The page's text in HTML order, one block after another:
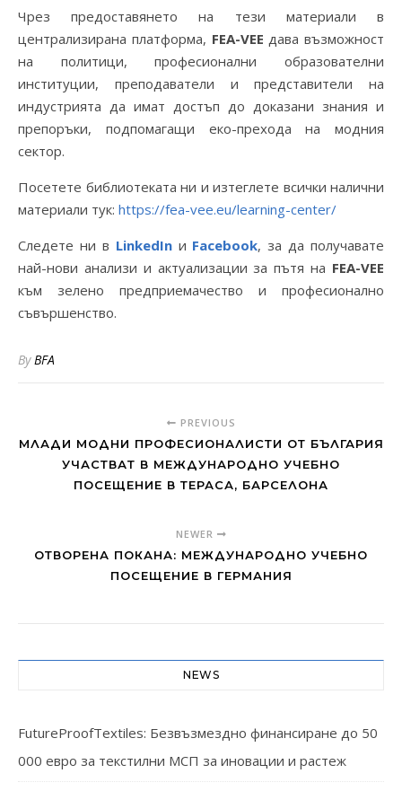
Чрез предоставянето на тези материали в
централизирана платформа, FEA-VEE дава възможност
на политици, професионални образователни
институции, преподаватели и представители на
индустрията да имат достъп до доказани знания и
препоръки, подпомагащи еко-прехода на модния
сектор.
Посетете библиотеката ни и изтеглете всички налични
материали тук: https://fea-vee.eu/learning-center/
Следете ни в LinkedIn и Facebook, за да получавате
най-нови анализи и актуализации за пътя на FEA-VEE
към зелено предприемачество и професионално
съвършенство.
By BFA
PREVIOUS
МЛАДИ МОДНИ ПРОФЕСИОНАЛИСТИ ОТ БЪЛГАРИЯ
УЧАСТВАТ В МЕЖДУНАРОДНО УЧЕБНО
ПОСЕЩЕНИЕ В ТЕРАСА, БАРСЕЛОНА
NEWER
ОТВОРЕНА ПОКАНА: МЕЖДУНАРОДНО УЧЕБНО
ПОСЕЩЕНИЕ В ГЕРМАНИЯ
NEWS
FutureProofTextiles: Безвъзмездно финансиране до 50
000 евро за текстилни МСП за иновации и растеж